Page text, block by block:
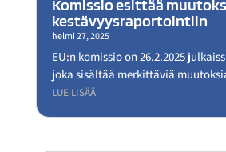
Komissio esittää
kestävyysraportointiin
helmi 27, 2025
EU:n komissio on 26.2.2025
joka sisältää merkittäviä
LUE LISÄÄ